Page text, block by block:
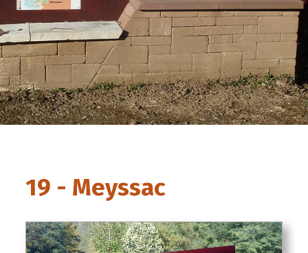
19 - Meyssac